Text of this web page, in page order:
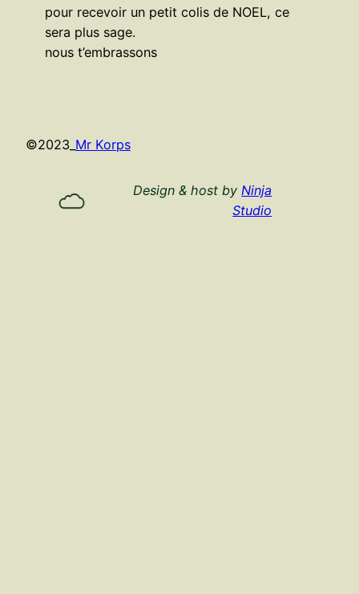
pour recevoir un petit colis de NOEL, ce
sera plus sage.
nous t’embrassons
©2023_ Mr Korps
Design & host byNinja
Studio